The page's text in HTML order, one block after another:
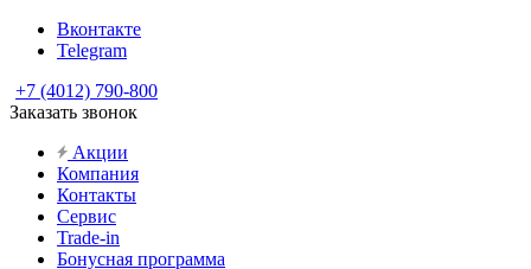
Вконтакте
Telegram
+7 (4012) 790-800
Заказать звонок
Акции
Компания
Контакты
Сервис
Trade-in
Бонусная программа